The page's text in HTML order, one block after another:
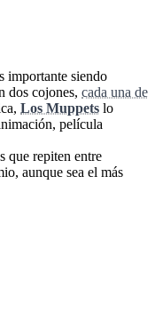
importante siendo
dos cojones, cada una de
Los Muppets lo
película
que repiten entre
aunque sea el más